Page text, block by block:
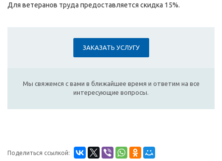
Для ветеранов труда предоставляется скидка 15%.
ЗАКАЗАТЬ УСЛУГУ
Мы свяжемся с вами в ближайшее время и ответим на все
интересующие вопросы.
Поделиться ссылкой: